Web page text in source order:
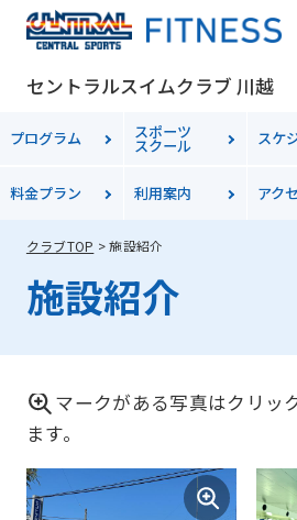
セントラルスイムクラブ 川越
プログラム スポーツ
スクール スケ
料金プラン 利用案内 アク
クラブTOP 施設紹介
施設紹介
マークがある写真はクリッ
ます。